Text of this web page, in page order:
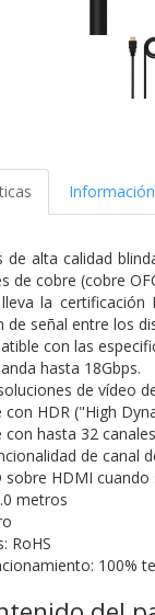
Información
de alta calidad
de cobre (cobre
la
de señal entre los
con las
hasta 18Gbps.
de vídeo
con HDR ("High
con hasta 32
de canal
sobre HDMI
metros
RoHS
100%